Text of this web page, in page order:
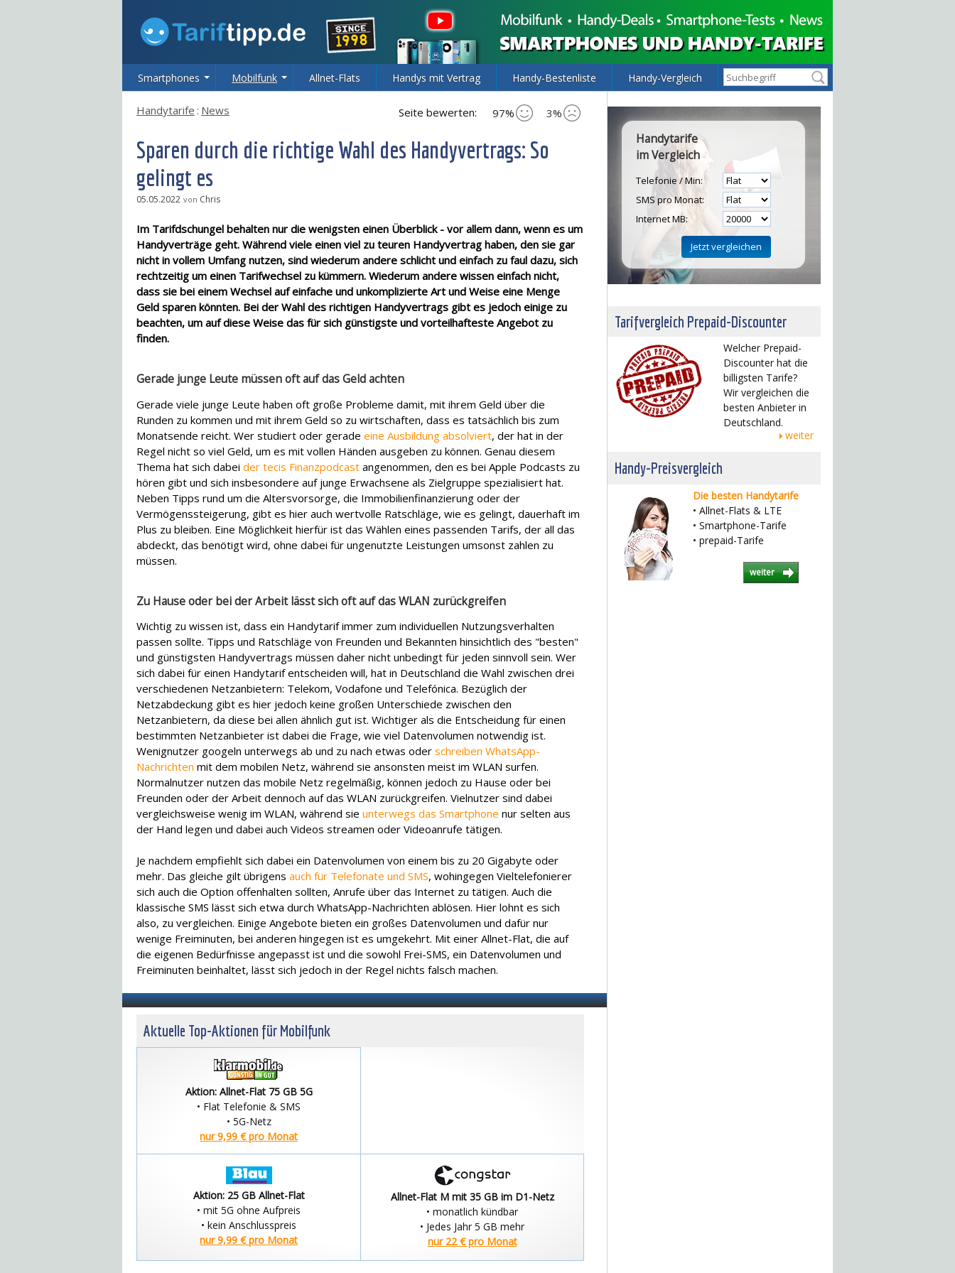
Smartphones Mobilfunk Allnet-Flats Handys mit Vertrag Handy-Bestenliste Handy-Vergleich
Seite bewerten: 97% 3%
Handytarife : News
Sparen durch die richtige Wahl des Handyvertrags: So
gelingt es
05.05.2022 von Chris
Im Tarifdschungel behalten nur die wenigsten einen Überblick - vor allem dann, wenn es um
Handyverträge geht. Während viele einen viel zu teuren Handyvertrag haben, den sie gar
nicht in vollem Umfang nutzen, sind wiederum andere schlicht und einfach zu faul dazu, sich
rechtzeitig um einen Tarifwechsel zu kümmern. Wiederum andere wissen einfach nicht,
dass sie bei einem Wechsel auf einfache und unkomplizierte Art und Weise eine Menge
Geld sparen könnten. Bei der Wahl des richtigen Handyvertrags gibt es jedoch einige zu
beachten, um auf diese Weise das für sich günstigste und vorteilhafteste Angebot zu
finden.
Gerade junge Leute müssen oft auf das Geld achten
Gerade viele junge Leute haben oft große Probleme damit, mit ihrem Geld über die
Runden zu kommen und mit ihrem Geld so zu wirtschaften, dass es tatsächlich bis zum
Monatsende reicht. Wer studiert oder gerade eine Ausbildung absolviert, der hat in der
Regel nicht so viel Geld, um es mit vollen Händen ausgeben zu können. Genau diesem
Thema hat sich dabei der tecis Finanzpodcast angenommen, den es bei Apple Podcasts zu
hören gibt und sich insbesondere auf junge Erwachsene als Zielgruppe spezialisiert hat.
Neben Tipps rund um die Altersvorsorge, die Immobilienfinanzierung oder der
Vermögenssteigerung, gibt es hier auch wertvolle Ratschläge, wie es gelingt, dauerhaft im
Plus zu bleiben. Eine Möglichkeit hierfür ist das Wählen eines passenden Tarifs, der all das
abdeckt, das benötigt wird, ohne dabei für ungenutzte Leistungen umsonst zahlen zu
müssen.
Zu Hause oder bei der Arbeit lässt sich oft auf das WLAN zurückgreifen
Wichtig zu wissen ist, dass ein Handytarif immer zum individuellen Nutzungsverhalten
passen sollte. Tipps und Ratschläge von Freunden und Bekannten hinsichtlich des "besten"
und günstigsten Handyvertrags müssen daher nicht unbedingt für jeden sinnvoll sein. Wer
sich dabei für einen Handytarif entscheiden will, hat in Deutschland die Wahl zwischen drei
verschiedenen Netzanbietern: Telekom, Vodafone und Telefónica. Bezüglich der
Netzabdeckung gibt es hier jedoch keine großen Unterschiede zwischen den
Netzanbietern, da diese bei allen ähnlich gut ist. Wichtiger als die Entscheidung für einen
bestimmten Netzanbieter ist dabei die Frage, wie viel Datenvolumen notwendig ist.
Wenignutzer googeln unterwegs ab und zu nach etwas oder schreiben WhatsApp-
Nachrichten mit dem mobilen Netz, während sie ansonsten meist im WLAN surfen.
Normalnutzer nutzen das mobile Netz regelmäßig, können jedoch zu Hause oder bei
Freunden oder der Arbeit dennoch auf das WLAN zurückgreifen. Vielnutzer sind dabei
vergleichsweise wenig im WLAN, während sie unterwegs das Smartphone nur selten aus
der Hand legen und dabei auch Videos streamen oder Videoanrufe tätigen.
Je nachdem empfiehlt sich dabei ein Datenvolumen von einem bis zu 20 Gigabyte oder
mehr. Das gleiche gilt übrigens auch für Telefonate und SMS, wohingegen Vieltelefonierer
sich auch die Option offenhalten sollten, Anrufe über das Internet zu tätigen. Auch die
klassische SMS lässt sich etwa durch WhatsApp-Nachrichten ablösen. Hier lohnt es sich
also, zu vergleichen. Einige Angebote bieten ein großes Datenvolumen und dafür nur
wenige Freiminuten, bei anderen hingegen ist es umgekehrt. Mit einer Allnet-Flat, die auf
die eigenen Bedürfnisse angepasst ist und die sowohl Frei-SMS, ein Datenvolumen und
Freiminuten beinhaltet, lässt sich jedoch in der Regel nichts falsch machen.
Aktuelle Top-Aktionen für Mobilfunk
Aktion: Allnet-Flat 75 GB 5G
• Flat Telefonie & SMS
• 5G-Netz
nur 9,99 € pro Monat
Aktion: 25 GB Allnet-Flat
• mit 5G ohne Aufpreis
• kein Anschlusspreis
nur 9,99 € pro Monat
Allnet-Flat M mit 35 GB im D1-Netz
• monatlich kündbar
• Jedes Jahr 5 GB mehr
nur 22 € pro Monat
Handytarife
im Vergleich
Telefonie / Min:
SMS pro Monat:
Internet MB:
Tarifvergleich Prepaid-Discounter
Welcher Prepaid-
Discounter hat die
billigsten Tarife?
Wir vergleichen die
besten Anbieter in
Deutschland.
weiter
Handy-Preisvergleich
Die besten Handytarife
• Allnet-Flats & LTE
• Smartphone-Tarife
• prepaid-Tarife
weiter